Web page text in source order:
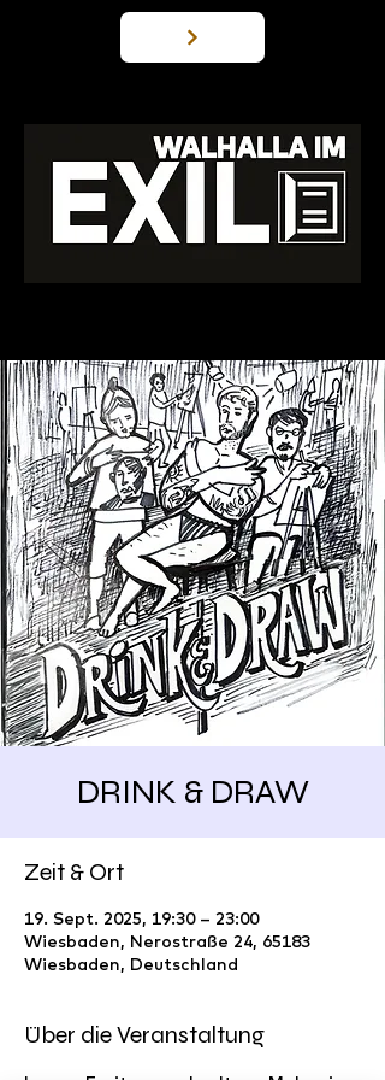
DRINK & DRAW
Zeit & Ort
19. Sept. 2025, 19:30 – 23:00
Wiesbaden, Nerostraße 24, 65183
Wiesbaden, Deutschland
Über die Veranstaltung